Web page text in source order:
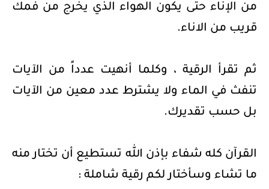
من الإناء حتى يكون الهواء الذي يخرج من فمك
قريب من الاناء.
ثم تقرأ الرقية ، وكلما أنهيت عدداً من الآيات
تنفث في الماء ولا يشترط عدد معين من الآيات
بل حسب تقديرك.
القرآن كله شفاء بإذن الله تستطيع أن تختار منه
ما تشاء وسأختار لكم رقية شاملة :